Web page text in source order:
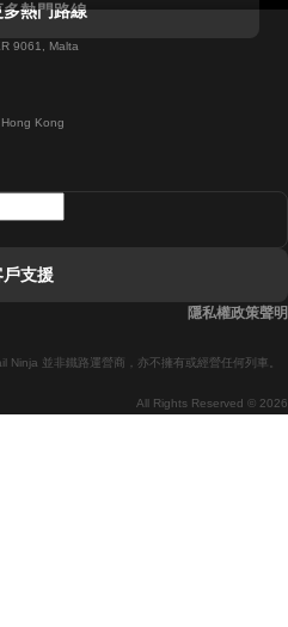
戈尔韦的列車
坡里的列車
熱門路線
9061, Malta
Kong
All Rights Reserved © 2026
Ninja 並非鐵路運營商，亦不擁有或經營任何列車。
戶支援
隱私權政策聲明